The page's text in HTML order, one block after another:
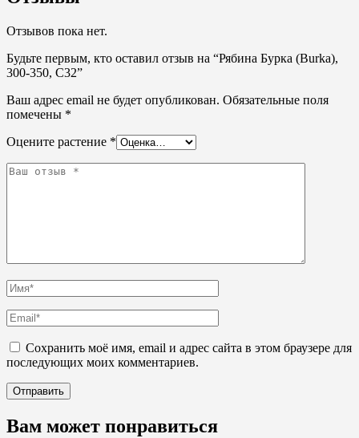
Отзывов пока нет.
Будьте первым, кто оставил отзыв на “Рябина Бурка (Burka),
300-350, С32”
Ваш адрес email не будет опубликован. Обязательные поля
помечены *
Оцените растение *
Сохранить моё имя, email и адрес сайта в этом браузере для
последующих моих комментариев.
Вам может понравиться